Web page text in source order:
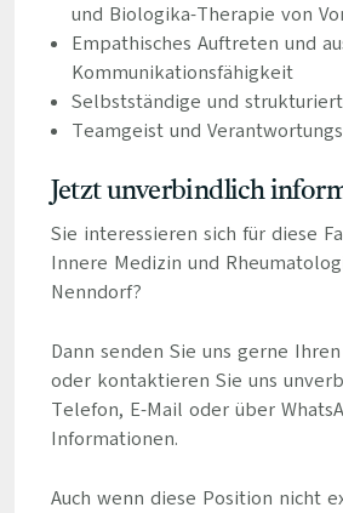
und Biologika-Therapie von
Empathisches Auftreten und
Kommunikationsfähigkeit
Selbstständige und
Teamgeist und
Jetzt unverbindlich
Sie interessieren sich für diese
Innere Medizin und
Nenndorf?
Dann senden Sie uns gerne
oder kontaktieren Sie uns
Telefon, E-Mail oder über
Informationen.
Auch wenn diese Position nicht